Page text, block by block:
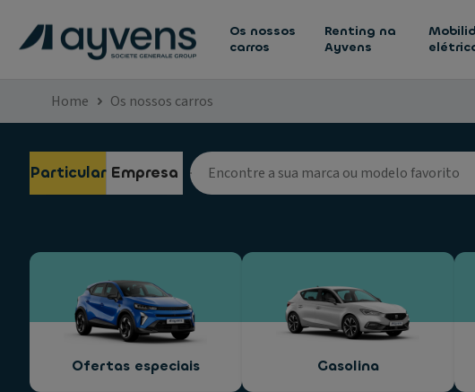
Os nossos
carros
Renting na
Ayvens
Home Os nossos carros
Particular Empresa
Ofertas especiais Gasolina